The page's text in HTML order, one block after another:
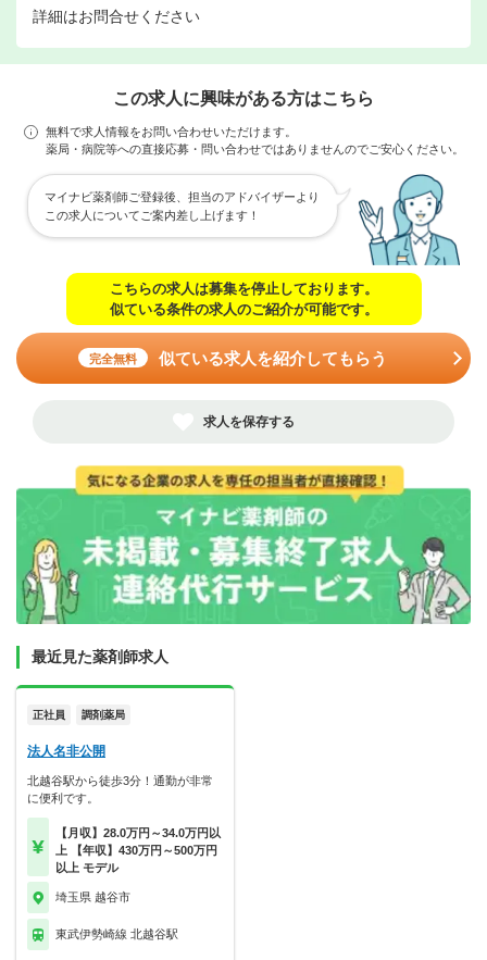
詳細はお問合せください
この求人に興味がある方はこちら
無料で求人情報をお問い合わせいただけます。
薬局・病院等への直接応募・問い合わせではありませんのでご安心ください。
マイナビ薬剤師ご登録後、担当のアドバイザーより
この求人についてご案内差し上げます！
こちらの求人は募集を停止しております。
似ている条件の求人のご紹介が可能です。
完全無料 似ている求人を紹介してもらう
求人を保存する
最近見た薬剤師求人
正社員 調剤薬局
法人名非公開
北越谷駅から徒歩3分！通勤が非常
に便利です。
【月収】28.0万円～34.0万円以
上 【年収】430万円～500万円
以上 モデル
埼玉県 越谷市
東武伊勢崎線 北越谷駅